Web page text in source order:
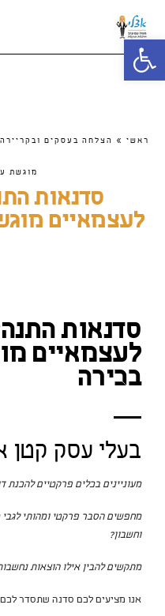
פתח סרגל נגישות
ראשי » הצלחה בעסקים ובקריירה
מוגשת
סדנאות
לעצמאיים
סדנאות
לעצמאיים
בכירה
בעלי עסק קטן
מעוניינים בכלים פרקטיים להכנת
מחפשים הסבר פרקטי ומהותי לגבי
וחשבון?
מתקשים להבין אילו הוצאות
אנו מציעים לכם סדנה שתסדר